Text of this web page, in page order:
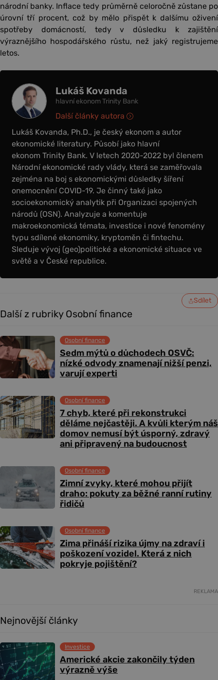
národní banky. Inflace tedy průměrně celoročně zůstane po
úrovní tří procent, což by mělo přispět k dalšímu oživení
spotřeby domácností, tedy v důsledku k zajištění
výraznějšího hospodářského růstu, než jaký registrujeme
letos.
Lukáš Kovanda
hlavní ekonom Trinity Bank
Lukáš Kovanda, Ph.D., je český ekonom a autor
ekonomické literatury. Působí jako hlavní
ekonom Trinity Bank. V letech 2020-2022 byl členem
Národní ekonomické rady vlády, která se zaměřovala
zejména na boj s ekonomickými důsledky šíření
onemocnění COVID-19. Je činný také jako
socioekonomický analytik při Organizaci spojených
národů (OSN). Analyzuje a komentuje
makroekonomická témata, investice i nové fenomény
typu sdílené ekonomiky, kryptoměn či fintechu.
Sleduje vývoj (geo)politické a ekonomické situace ve
světě a v České republice.
Další články autora
Sdílet
Další z rubriky Osobní finance
Sedm mýtů o důchodech OSVČ:
nízké odvody znamenají nižší penzi,
varují experti
Osobní finance
7 chyb, které při rekonstrukci
děláme nejčastěji. A kvůli kterým náš
domov nemusí být úsporný, zdravý
ani připravený na budoucnost
Osobní finance
Zimní zvyky, které mohou přijít
draho: pokuty za běžné ranní rutiny
řidičů
Osobní finance
Zima přináší rizika újmy na zdraví i
poškození vozidel. Která z nich
pokryje pojištění?
Osobní finance
REKLAMA
Nejnovější články
Americké akcie zakončily týden
výrazně výše
Investice